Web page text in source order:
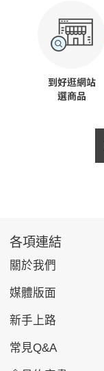
各項連結
關於我們
媒體版面
新手上路
常見Q&A